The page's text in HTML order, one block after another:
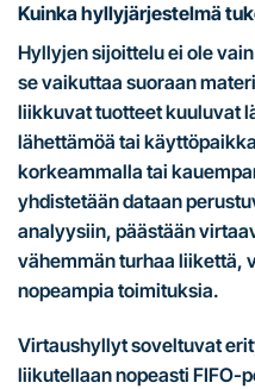
Kuinka hyllyjärjestelmä
Hyllyjen sijoittelu ei ole
se vaikuttaa suoraan
liikkuvat tuotteet kuuluvat
lähettämöä tai
korkeammalla tai
yhdistetään dataan
analyysiin, päästään
vähemmän turhaa liikettä,
nopeampia toimituksia.
Virtaushyllyt soveltuvat
liikutellaan nopeasti FIFO-